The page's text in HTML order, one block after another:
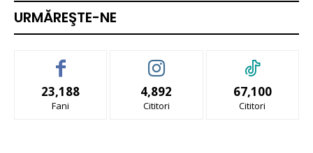
URMĂREŞTE-NE
23,188
Fani
4,892
Cititori
67,100
Cititori